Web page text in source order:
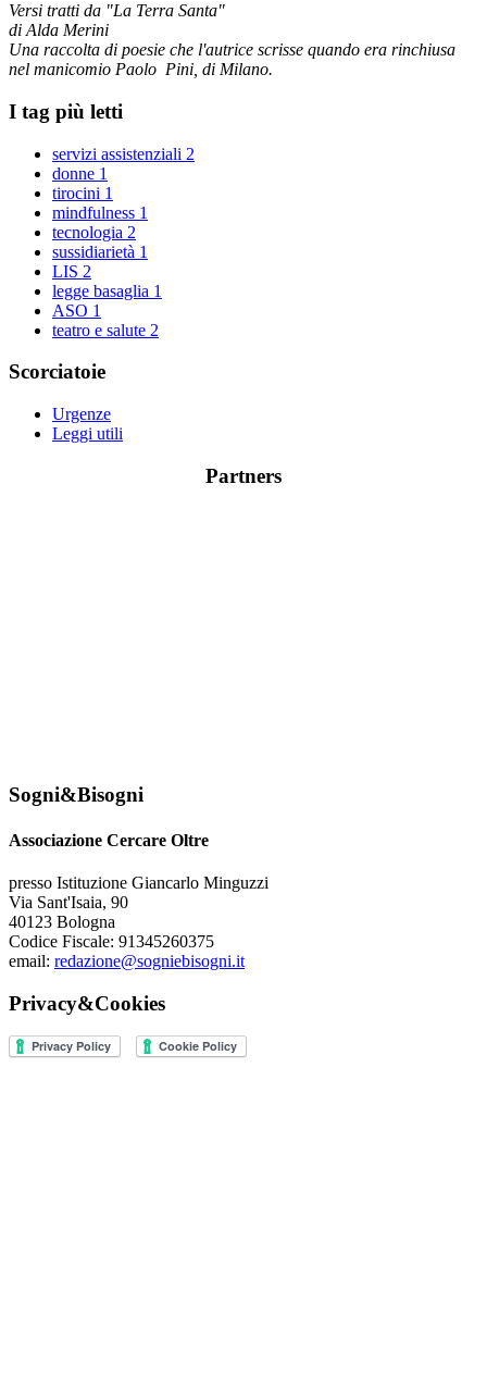
Versi tratti da "La Terra Santa"
di Alda Merini
Una raccolta di poesie che l'autrice scrisse quando era rinchiusa
nel manicomio Paolo Pini, di Milano.
I tag più letti
servizi assistenziali 2
donne 1
tirocini 1
mindfulness 1
tecnologia 2
sussidiarietà 1
LIS 2
legge basaglia 1
ASO 1
teatro e salute 2
Scorciatoie
Urgenze
Leggi utili
Partners
Sogni&Bisogni
Associazione Cercare Oltre
presso Istituzione Giancarlo Minguzzi
Via Sant'Isaia, 90
40123 Bologna
Codice Fiscale: 91345260375
email: redazione@sogniebisogni.it
Privacy&Cookies